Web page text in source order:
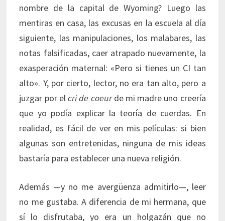
nombre de la capital de Wyoming? Luego las
mentiras en casa, las excusas en la escuela al día
siguiente, las manipulaciones, los malabares, las
notas falsificadas, caer atrapado nuevamente, la
exasperación maternal: «Pero si tienes un CI tan
alto». Y, por cierto, lector, no era tan alto, pero a
juzgar por elcri de coeurde mi madre uno creería
que yo podía explicar la teoría de cuerdas. En
realidad, es fácil de ver en mis películas: si bien
algunas son entretenidas, ninguna de mis ideas
bastaría para establecer una nueva religión.
Además —y no me avergüenza admitirlo—, leer
no me gustaba. A diferencia de mi hermana, que
sí lo disfrutaba, yo era un holgazán que no